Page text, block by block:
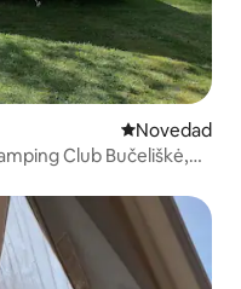
Lugar para
Novedad
Club Bučeliškė,